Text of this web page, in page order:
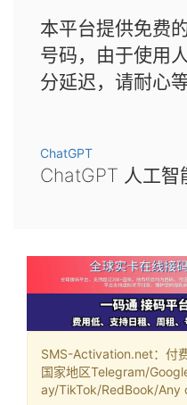
本平台提供免费
号码，由于使用
分延迟，请耐心
ChatGPT
ChatGPT 人工智
SMS-Activation.net：付
国家地区Telegram/
ay/TikTok/RedBook/Any